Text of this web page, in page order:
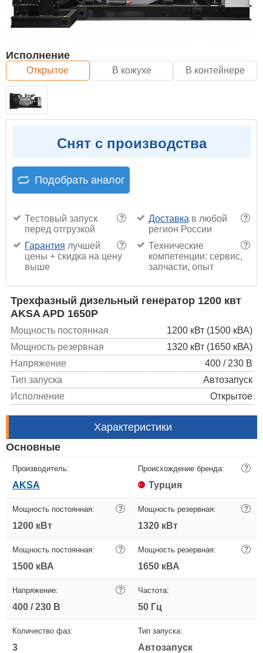
Исполнение
Открытое В кожухе В контейнере
Снят с производства
Подобрать аналог
?
Тестовый запуск
перед отгрузкой
?
Доставка в любой
регион России
?
Гарантия лучшей
цены + скидка на цену
выше
?
Технические
компетенции: сервис,
запчасти, опыт
Трехфазный дизельный генератор 1200 квт
AKSA APD 1650P
Мощность постоянная
1200 кВт (1500 кВА)
Мощность резервная
1320 кВт (1650 кВА)
Напряжение
400 / 230 В
Тип запуска
Автозапуск
Исполнение
Открытое
Характеристики
Основные
Производитель:
AKSA
Происхождение бренда: ?
Турция
Мощность постоянная: ?
1200 кВт
Мощность резервная: ?
1320 кВт
Мощность постоянная: ?
1500 кВА
Мощность резервная: ?
1650 кВА
Напряжение: ?
400 / 230 В
Частота:
50 Гц
Количество фаз:
3
Тип запуска:
Автозапуск